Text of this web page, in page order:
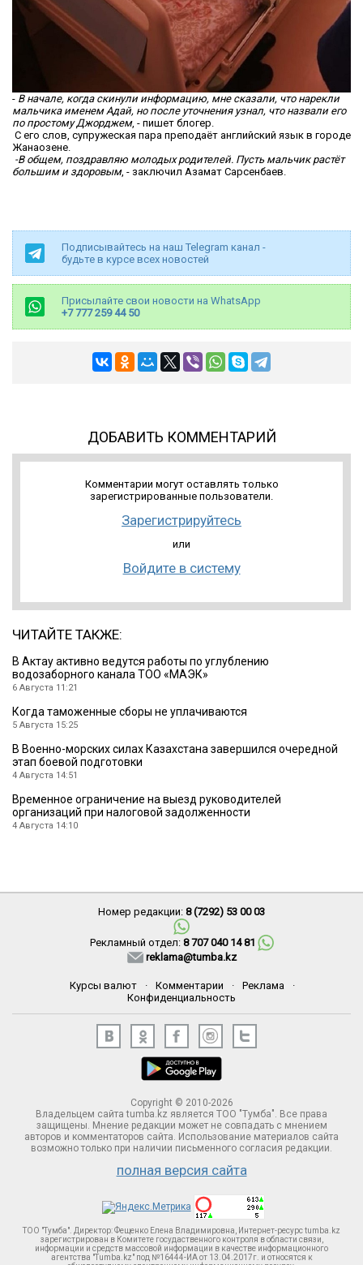
- В начале, когда скинули информацию, мне сказали, что нарекли
мальчика именем Адай, но после уточнения узнал, что назвали его
по простому Джорджем, - пишет блогер.
С его слов, супружеская пара преподаёт английский язык в городе
Жанаозене.
-В общем, поздравляю молодых родителей. Пусть мальчик растёт
большим и здоровым, - заключил Азамат Сарсенбаев.
Подписывайтесь на наш Telegram канал -
будьте в курсе всех новостей
Присылайте свои новости на WhatsApp
+7 777 259 44 50
ДОБАВИТЬ КОММЕНТАРИЙ
Комментарии могут оставлять только
зарегистрированные пользователи.
Зарегистрируйтесь
или
Войдите в систему
ЧИТАЙТЕ ТАКЖЕ:
В Актау активно ведутся работы по углублению
водозаборного канала ТОО «МАЭК»
6 Августа 11:21
Когда таможенные сборы не уплачиваются
5 Августа 15:25
В Военно-морских силах Казахстана завершился очередной
этап боевой подготовки
4 Августа 14:51
Временное ограничение на выезд руководителей
организаций при налоговой задолженности
4 Августа 14:10
Номер редакции: 8 (7292) 53 00 03
Рекламный отдел: 8 707 040 14 81
reklama@tumba.kz
Курсы валют · Комментарии · Реклама
·
Конфиденциальность
Copyright © 2010-2026
Владельцем сайта tumba.kz является ТОО "Тумба". Все права
защищены. Мнение редакции может не совпадать с мнением
авторов и комментаторов сайта. Использование материалов сайта
возможно только при наличии письменного согласия редакции.
полная версия сайта
ТОО "Тумба". Директор: Фещенко Елена Владимировна, Интернет-ресурс tumba.kz
зарегистрирован в Комитете госудаственного контроля в области связи,
информации и средств массовой информации в качестве информационного
агентства "Tumba.kz" под №16444-ИА от 13.04.2017г. и относятся к